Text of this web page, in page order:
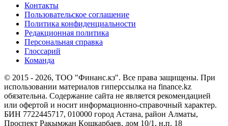
Контакты
Пользовательское соглашение
Политика конфиденциальности
Редакционная политика
Персональная справка
Глоссарий
Команда
© 2015 - 2026, ТОО "Финанс.кз". Все права защищены. При
использовании материалов гиперссылка на finance.kz
обязательна. Содержание сайта не является рекомендацией
или офертой и носит информационно-справочный характер.
БИН 7722445717, 010000 город Астана, район Алматы,
Проспект Рақымжан Қошқарбаев, дом 10/1, н.п. 18